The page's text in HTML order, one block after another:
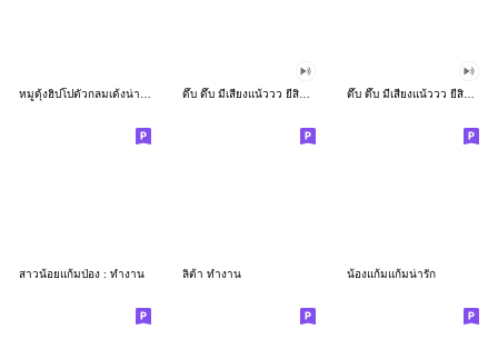
หมูดุ้งฮิปโปตัวกลมเด้งน่ารัก ดึ๊บ ดึ๊บ มีเสียงแน้ววว ยี่สิบเจ็ด ดึ๊บ ดึ๊บ มีเสียงแน้ววว ยี่สิบหก
สาวน้อยแก้มป่อง : ทำงาน ลิต้า ทำงาน น้องแก้มแก้มน่ารัก